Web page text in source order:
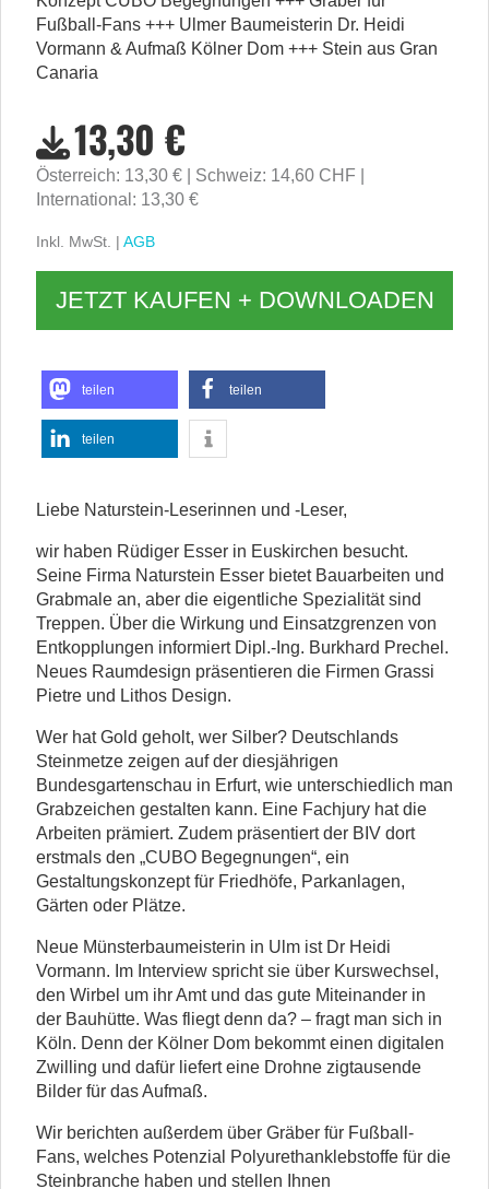
Fußball-Fans +++ Ulmer Baumeisterin Dr. Heidi
Vormann & Aufmaß Kölner Dom +++ Stein aus Gran
Canaria
13,30 €
Österreich: 13,30 €
Schweiz: 14,60 CHF
International: 13,30 €
Inkl. MwSt. | AGB
JETZT KAUFEN + DOWNLOADEN
teilen teilen
teilen
Liebe Naturstein-Leserinnen und -Leser,
wir haben Rüdiger Esser in Euskirchen besucht.
Seine Firma Naturstein Esser bietet Bauarbeiten und
Grabmale an, aber die eigentliche Spezialität sind
Treppen. Über die Wirkung und Einsatzgrenzen von
Entkopplungen informiert Dipl.-Ing. Burkhard Prechel.
Neues Raumdesign präsentieren die Firmen Grassi
Pietre und Lithos Design.
Wer hat Gold geholt, wer Silber? Deutschlands
Steinmetze zeigen auf der diesjährigen
Bundesgartenschau in Erfurt, wie unterschiedlich man
Grabzeichen gestalten kann. Eine Fachjury hat die
Arbeiten prämiert. Zudem präsentiert der BIV dort
erstmals den „CUBO Begegnungen“, ein
Gestaltungskonzept für Friedhöfe, Parkanlagen,
Gärten oder Plätze.
Neue Münsterbaumeisterin in Ulm ist Dr Heidi
Vormann. Im Interview spricht sie über Kurswechsel,
den Wirbel um ihr Amt und das gute Miteinander in
der Bauhütte. Was fliegt denn da? – fragt man sich in
Köln. Denn der Kölner Dom bekommt einen digitalen
Zwilling und dafür liefert eine Drohne zigtausende
Bilder für das Aufmaß.
Wir berichten außerdem über Gräber für Fußball-
Fans, welches Potenzial Polyurethanklebstoffe für die
Steinbranche haben und stellen Ihnen